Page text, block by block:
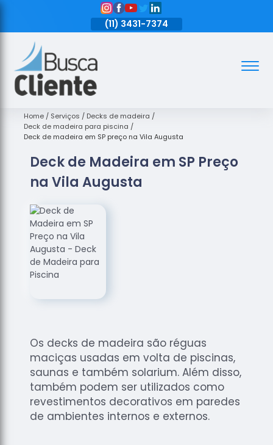
(11) 3431-7374
Assoalhos
de Madeira
Decks de
Empresas
de
de Madeira
Loja de
Assoalhos
Raspagem
de
Raspagem
de Tacos
de
Madeiras
Raspagens
de Pisos
Home Serviços
Decks de madeira
Deck de madeira para piscina
Deck de madeira em SP preço na Vila Augusta
Deck de Madeira em SP Preço
na Vila Augusta
Os decks de madeira são réguas
maciças usadas em volta de piscinas,
saunas e também solarium. Além disso,
também podem ser utilizados como
revestimentos decorativos em paredes
de ambientes internos e externos.